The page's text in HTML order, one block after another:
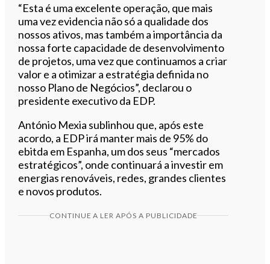
“Esta é uma excelente operação, que mais
uma vez evidencia não só a qualidade dos
nossos ativos, mas também a importância da
nossa forte capacidade de desenvolvimento
de projetos, uma vez que continuamos a criar
valor e a otimizar a estratégia definida no
nosso Plano de Negócios”, declarou o
presidente executivo da EDP.
António Mexia sublinhou que, após este
acordo, a EDP irá manter mais de 95% do
ebitda em Espanha, um dos seus “mercados
estratégicos”, onde continuará a investir em
energias renováveis, redes, grandes clientes
e novos produtos.
CONTINUE A LER APÓS A PUBLICIDADE